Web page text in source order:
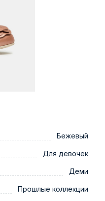
Бежевый
Для девочек
Деми
Прошлые коллекции